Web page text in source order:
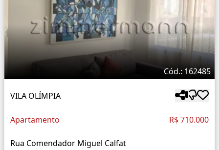
Cód.: 162485
VILA OLÍMPIA
Apartamento R$ 710.000
Rua Comendador Miguel Calfat